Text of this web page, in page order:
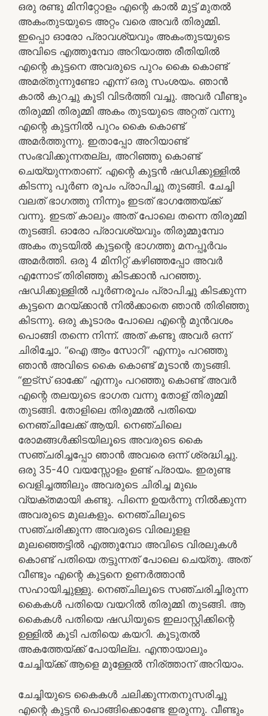
ഒരു രണ്ടു മിനിറ്റോളം എന്റെ കാൽ മുട്ട് മുതൽ
അകംതുടയുടെ അറ്റം വരെ അവർ തിരുമ്മി.
ഇപ്പൊ ഓരോ പ്രാവശ്യവും അകംതുടയുടെ
അവിടെ എത്തുമ്പോ അറിയാത്ത രീതിയിൽ
എന്റെ കുട്ടനെ അവരുടെ പുറം കൈ കൊണ്ട്
അമര്തുന്നുണ്ടോ എന്ന് ഒരു സംശയം. ഞാൻ
കാൽ കുറച്ചു കൂടി വിടർത്തി വച്ചു. അവർ വീണ്ടും
തിരുമ്മി തിരുമ്മി അകം തുടയുടെ അറ്റത് വന്നു
എന്റെ കുട്ടനിൽ പുറം കൈ കൊണ്ട്
അമർത്തുന്നു. ഇതാപ്പോ അറിയാണ്ട്
സംഭവിക്കുന്നതല്ല, അറിഞ്ഞു കൊണ്ട്
ചെയ്യുന്നതാണ്. എന്റെ കുട്ടൻ ഷഡിക്കുള്ളിൽ
കിടന്നു പൂർണ രൂപം പ്രാപിച്ചു തുടങ്ങി. ചേച്ചി
വലത് ഭാഗത്തു നിന്നും ഇടത് ഭാഗത്തേയ്ക്ക്
വന്നു. ഇടത് കാലും അത് പോലെ തന്നെ തിരുമ്മി
തുടങ്ങി. ഓരോ പ്രാവശ്യവും തിരുമ്മുമ്പോ
അകം തുടയിൽ കുട്ടന്റെ ഭാഗത്തു മനപ്പൂർവം
അമർത്തി. ഒരു 4 മിനിറ്റ് കഴിഞ്ഞപ്പോ അവർ
എന്നോട് തിരിഞ്ഞു കിടക്കാൻ പറഞ്ഞു.
ഷഡിക്കുള്ളിൽ പൂർണരൂപം പ്രാപിച്ചു കിടക്കുന്ന
കുട്ടനെ മറയ്ക്കാൻ നിൽക്കാതെ ഞാൻ തിരിഞ്ഞു
കിടന്നു. ഒരു കൂടാരം പോലെ എന്റെ മുൻവശം
പൊങ്ങി തന്നെ നിന്ന്. അത് കണ്ടു അവർ ഒന്ന്
ചിരിച്ചോ. “ഐ ആം സോറി” എന്നും പറഞ്ഞു
ഞാൻ അവിടെ കൈ കൊണ്ട് മൂടാൻ തുടങ്ങി.
“ഇട്സ് ഓക്കേ” എന്നും പറഞ്ഞു കൊണ്ട് അവർ
എന്റെ തലയുടെ ഭാഗത വന്നു തോള് തിരുമ്മി
തുടങ്ങി. തോളിലെ തിരുമ്മൽ പതിയെ
നെഞ്ചിലേക്ക് ആയി. നെഞ്ചിലെ
രോമങ്ങൾക്കിടയിലൂടെ അവരുടെ കൈ
സഞ്ചരിച്ചപ്പോ ഞാൻ അവരെ ഒന്ന് ശ്രദ്ധിച്ചു.
ഒരു 35-40 വയസ്സോളം ഉണ്ട് പ്രായം. ഇരുണ്ട
വെളിച്ചത്തിലും അവരുടെ ചിരിച്ച മുഖം
വ്യക്തമായി കണ്ടു. പിന്നെ ഉയർന്നു നിൽക്കുന്ന
അവരുടെ മുലകളും. നെഞ്ചിലൂടെ
സഞ്ചരിക്കുന്ന അവരുടെ വിരലുളള
മുലഞ്ഞെട്ടിൽ എത്തുമ്പോ അവിടെ വിരലുകൾ
കൊണ്ട് പതിയെ തട്ടുന്നത് പോലെ ചെയ്തു. അത്
വീണ്ടും എന്റെ കുട്ടനെ ഉണർത്താൻ
സഹായിച്ചുള്ളു. നെഞ്ചിലൂടെ സഞ്ചരിച്ചിരുന്ന
കൈകൾ പതിയെ വയറിൽ തിരുമ്മി തുടങ്ങി. ആ
കൈകൾ പതിയെ ഷഡിയുടെ ഇലാസ്റ്റിക്കിന്റെ
ഉള്ളിൽ കൂടി പതിയെ കയറി. കൂടുതൽ
അകത്തേയ്ക്ക് പോയില്ല. എന്തായാലും
ചേച്ചിയ്ക്ക് ആളെ മുള്ളേൽ നിര്ത്താന് അറിയാം.
ചേച്ചിയുടെ കൈകൾ ചലിക്കുന്നതനുസരിച്ചു
എന്റെ കുട്ടൻ പൊങ്ങിക്കൊണ്ടേ ഇരുന്നു. വീണ്ടും